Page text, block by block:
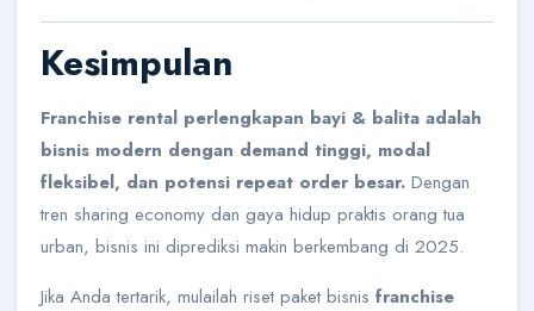
Kesimpulan
Franchise rental perlengkapan bayi & balita adalah
bisnis modern dengan demand tinggi, modal
fleksibel, dan potensi repeat order besar. Dengan
tren sharing economy dan gaya hidup praktis orang tua
urban, bisnis ini diprediksi makin berkembang di 2025.
Jika Anda tertarik, mulailah riset paket bisnis franchise